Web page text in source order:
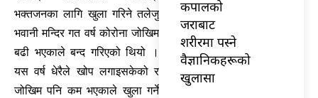
भक्तजनका लागि खुला गरिने तलेजु
भवानी मन्दिर गत वर्ष कोरोना जोखिम
बढी भएकाले बन्द गरिएको थियो ।
यस वर्ष धेरैले खोप लगाइसकेको र
जोखिम पनि कम भएकाले खुला गर्ने
कपालको
जराबाट
शरीरमा पस्ने
वैज्ञानिकहरूको
खुलासा